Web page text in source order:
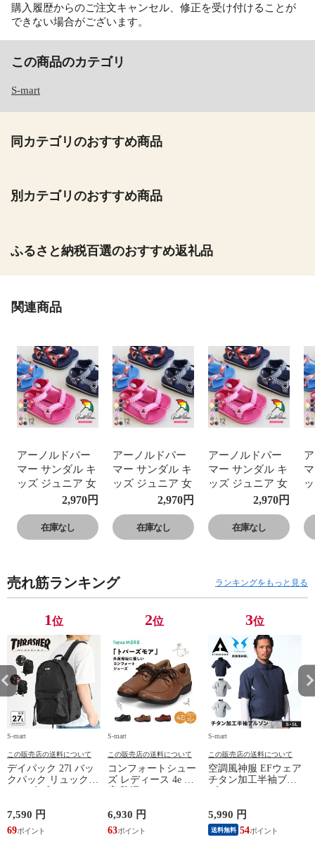
購入履歴からのご注文キャンセル、修正を受け付けることが
できない場合がございます。
この商品のカテゴリ
S-mart
同カテゴリのおすすめ商品
別カテゴリのおすすめ商品
ふるさと納税百選のおすすめ返礼品
関連商品
アーノルドパー
マー サンダル キ
ッズ ジュニア 女
の子 男の子 スポ
ーツサンダル 歩
きやすい 子供靴
スポーツ シンプ
ーン ベージュ ネ
イビー チェック
2,970円
在庫なし
アーノルドパー
マー サンダル キ
ッズ ジュニア 女
の子 男の子 スポ
ーツサンダル 歩
きやすい 子供靴
スポーツ シンプ
ーン ベージュ ネ
イビー チェック
2,970円
在庫なし
アーノルドパー
マー サンダル キ
ッズ ジュニア 女
の子 男の子 スポ
ーツサンダル 歩
きやすい 子供靴
スポーツ シンプ
ーン ベージュ ネ
イビー チェック
2,970円
在庫なし
売れ筋ランキング ランキングをもっと見る
1位
S-mart
この販売店の送料について
デイパック 27l バッ
クパック リュック
サイズ ブランド ロ
鞄 機内持ち込み 夏
スラッシャー
THRASHER r1929
7,590 円
69
2位
S-mart
この販売店の送料について
コンフォートシュー
ズ レディース 4e 幅
広 防滑 サイドファ
シューズ 黒 トパー
ズ モア 靴 カジュア
ルシューズ 外反母趾
6,930 円
63
3位
S-mart
この販売店の送料について
空調風神服 EFウェア
チタン加工半袖ブル
ゾン ベスト ファン
ジャケット 遮熱 作
業服 作業着 上着 ア
タックベース KF100
5,990 円
送料無料 54